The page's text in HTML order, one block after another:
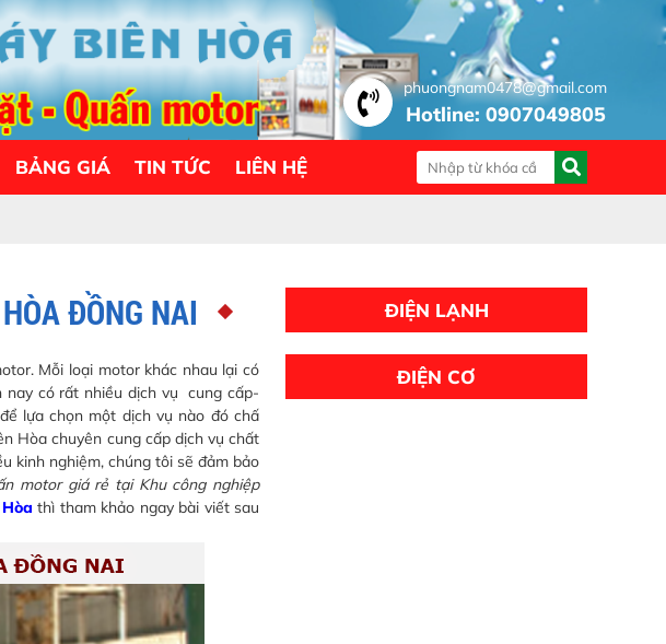
phuongnam0478@gmail.com
Hotline: 0907049805
BẢNG GIÁ TIN TỨC LIÊN HỆ
ĐỒNG NAI
Mỗi loại motor khác nhau lại có
nay có rất nhiều dịch vụ cung cấp-
lựa chọn một dịch vụ nào đó chấ
Hòa chuyên cung cấp dịch vụ chất
kinh nghiệm, chúng tôi sẽ đảm bảo
motor giá rẻ tại Khu công nghiệp
thì tham khảo ngay bài viết sau
ĐIỆN LẠNH
ĐIỆN CƠ